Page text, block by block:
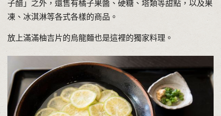
子醋」之外，還售有橘子果醬、硬糖、塔類等甜點，以及果
凍、冰淇淋等各式各樣的商品。
放上滿滿柚吉片的烏龍麵也是這裡的獨家料理。